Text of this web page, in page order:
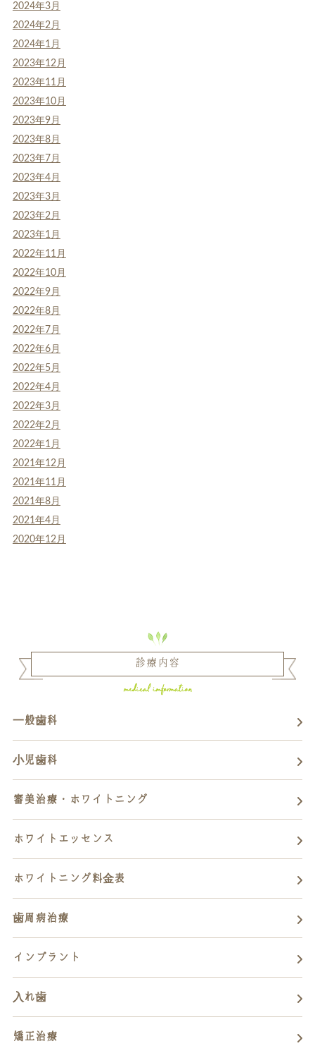
2024年3月
2024年2月
2024年1月
2023年12月
2023年11月
2023年10月
2023年9月
2023年8月
2023年7月
2023年4月
2023年3月
2023年2月
2023年1月
2022年11月
2022年10月
2022年9月
2022年8月
2022年7月
2022年6月
2022年5月
2022年4月
2022年3月
2022年2月
2022年1月
2021年12月
2021年11月
2021年8月
2021年4月
2020年12月
診療内容
一般歯科
小児歯科
審美治療・ホワイトニング
ホワイトエッセンス
ホワイトニング料金表
歯周病治療
インプラント
入れ歯
矯正治療